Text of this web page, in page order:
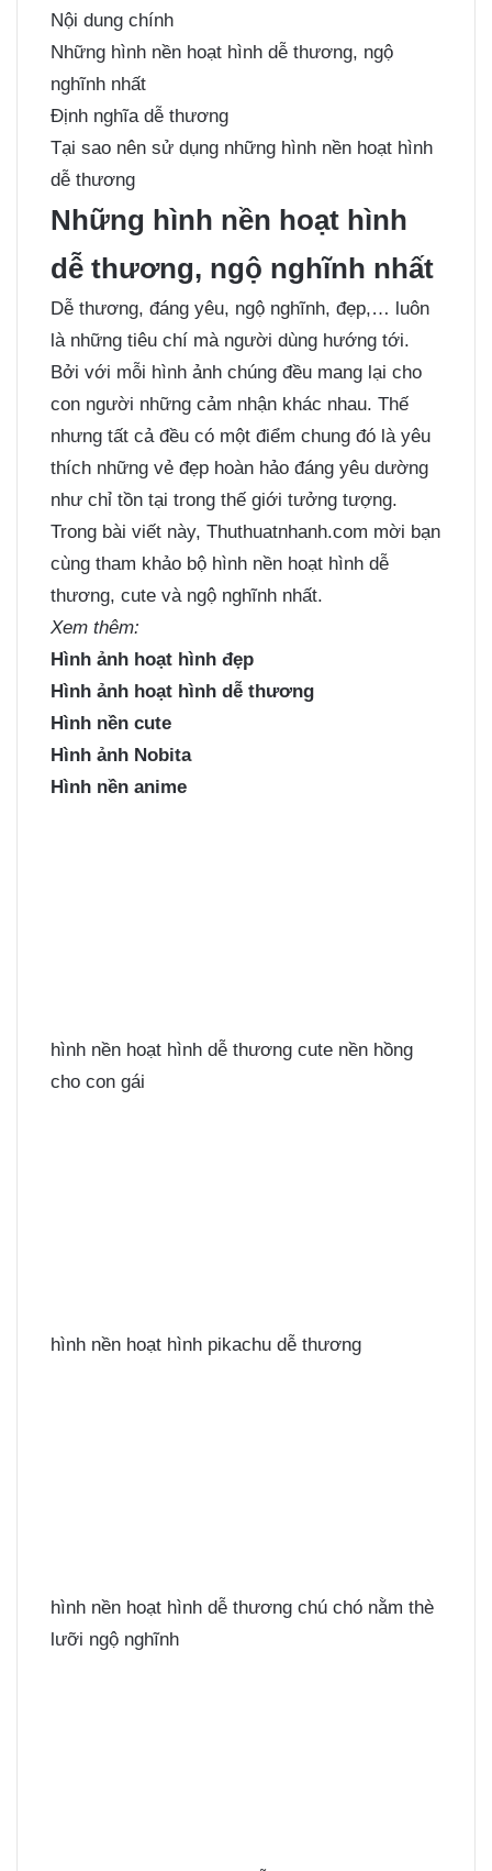
Nội dung chính
Những hình nền hoạt hình dễ thương, ngộ
nghĩnh nhất
Định nghĩa dễ thương
Tại sao nên sử dụng những hình nền hoạt hình
dễ thương
Những hình nền hoạt hình
dễ thương, ngộ nghĩnh nhất
Dễ thương, đáng yêu, ngộ nghĩnh, đẹp,… luôn
là những tiêu chí mà người dùng hướng tới.
Bởi với mỗi hình ảnh chúng đều mang lại cho
con người những cảm nhận khác nhau. Thế
nhưng tất cả đều có một điểm chung đó là yêu
thích những vẻ đẹp hoàn hảo đáng yêu dường
như chỉ tồn tại trong thế giới tưởng tượng.
Trong bài viết này, Thuthuatnhanh.com mời bạn
cùng tham khảo bộ hình nền hoạt hình dễ
thương, cute và ngộ nghĩnh nhất.
Xem thêm:
Hình ảnh hoạt hình đẹp
Hình ảnh hoạt hình dễ thương
Hình nền cute
Hình ảnh Nobita
Hình nền anime
hình nền hoạt hình dễ thương cute nền hồng
cho con gái
hình nền hoạt hình pikachu dễ thương
hình nền hoạt hình dễ thương chú chó nằm thè
lưỡi ngộ nghĩnh